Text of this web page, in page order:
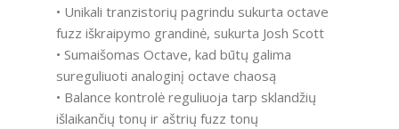
• Unikali tranzistorių pagrindu sukurta octave
fuzz iškraipymo grandinė, sukurta Josh Scott
• Sumaišomas Octave, kad būtų galima
sureguliuoti analoginį octave chaosą
• Balance kontrolė reguliuoja tarp sklandžių
išlaikančių tonų ir aštrių fuzz tonų